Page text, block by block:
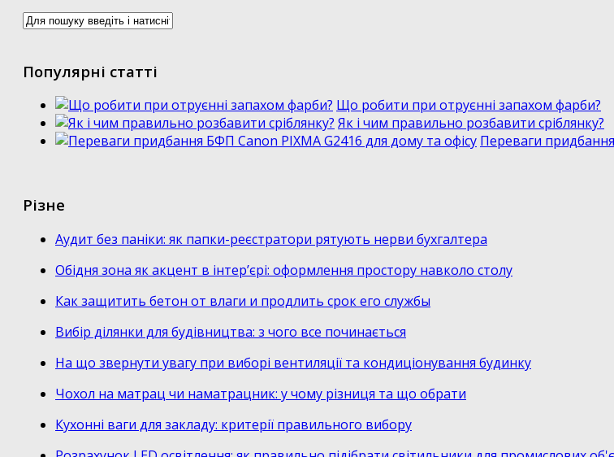
Популярні статті
Що робити при отруєнні запахом фарби?
Як і чим правильно розбавити сріблянку?
Переваги
Різне
Аудит без паніки: як папки-реєстратори рятують нерви бухгалтера
Обідня зона як акцент в інтер’єрі: оформлення простору навколо столу
Как защитить бетон от влаги и продлить срок его службы
Вибір ділянки для будівництва: з чого все починається
На що звернути увагу при виборі вентиляції та кондиціонування будинку
Чохол на матрац чи наматрацник: у чому різниця та що обрати
Кухонні ваги для закладу: критерії правильного вибору